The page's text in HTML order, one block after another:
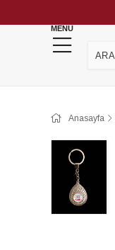
MENU
Anasayfa